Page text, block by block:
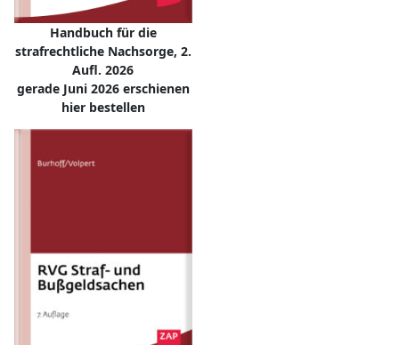
Handbuch für die
strafrechtliche Nachsorge, 2.
Aufl. 2026
gerade Juni 2026 erschienen
hier bestellen